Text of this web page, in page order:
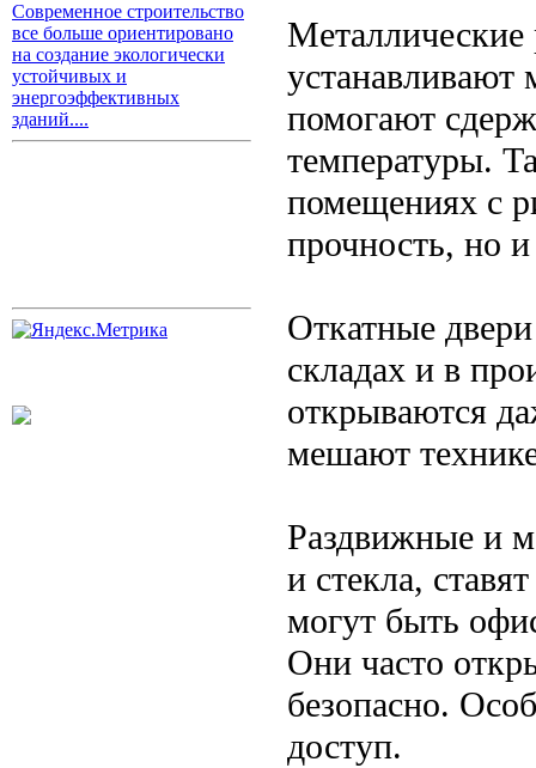
Современное строительство
все больше ориентировано
на создание экологически
устойчивых и
энергоэффективных
зданий....
помогают
температуры.
помещениях с
прочность, но
Откатные
складах и в
открываются
мешают
Раздвижные и
и стекла,
могут быть
Они часто
безопасно.
доступ.